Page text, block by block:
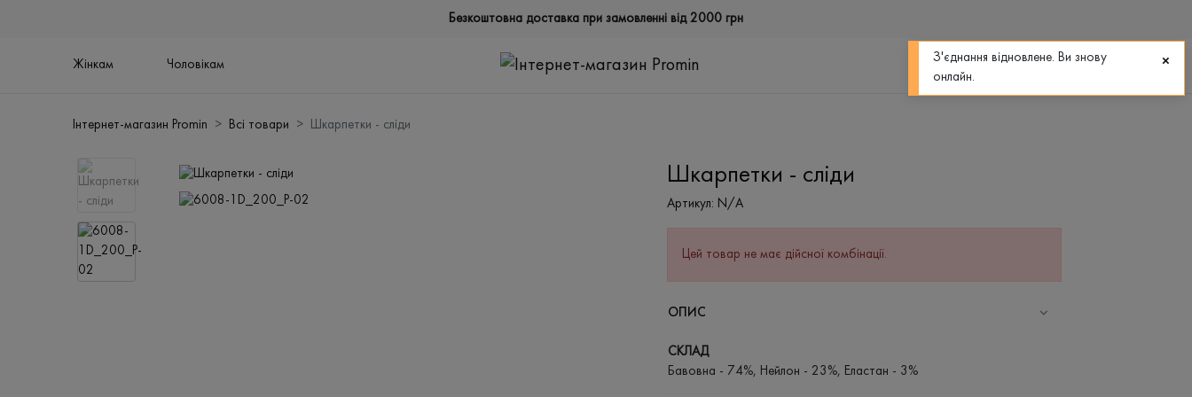
Безкоштовна доставка при замовленні від 2000 грн
Жінкам Чоловікам
0
Інтернет-магазин Promin Всі товари Шкарпетки - сліди
Шкарпетки - сліди
Артикул: N/A
Цей товар не має дійсної комбінації.
ОПИС
СКЛАД
Бавовна - 74%, Нейлон - 23%, Еластан - 3%
З'єднання відновлене. Ви знову
онлайн.